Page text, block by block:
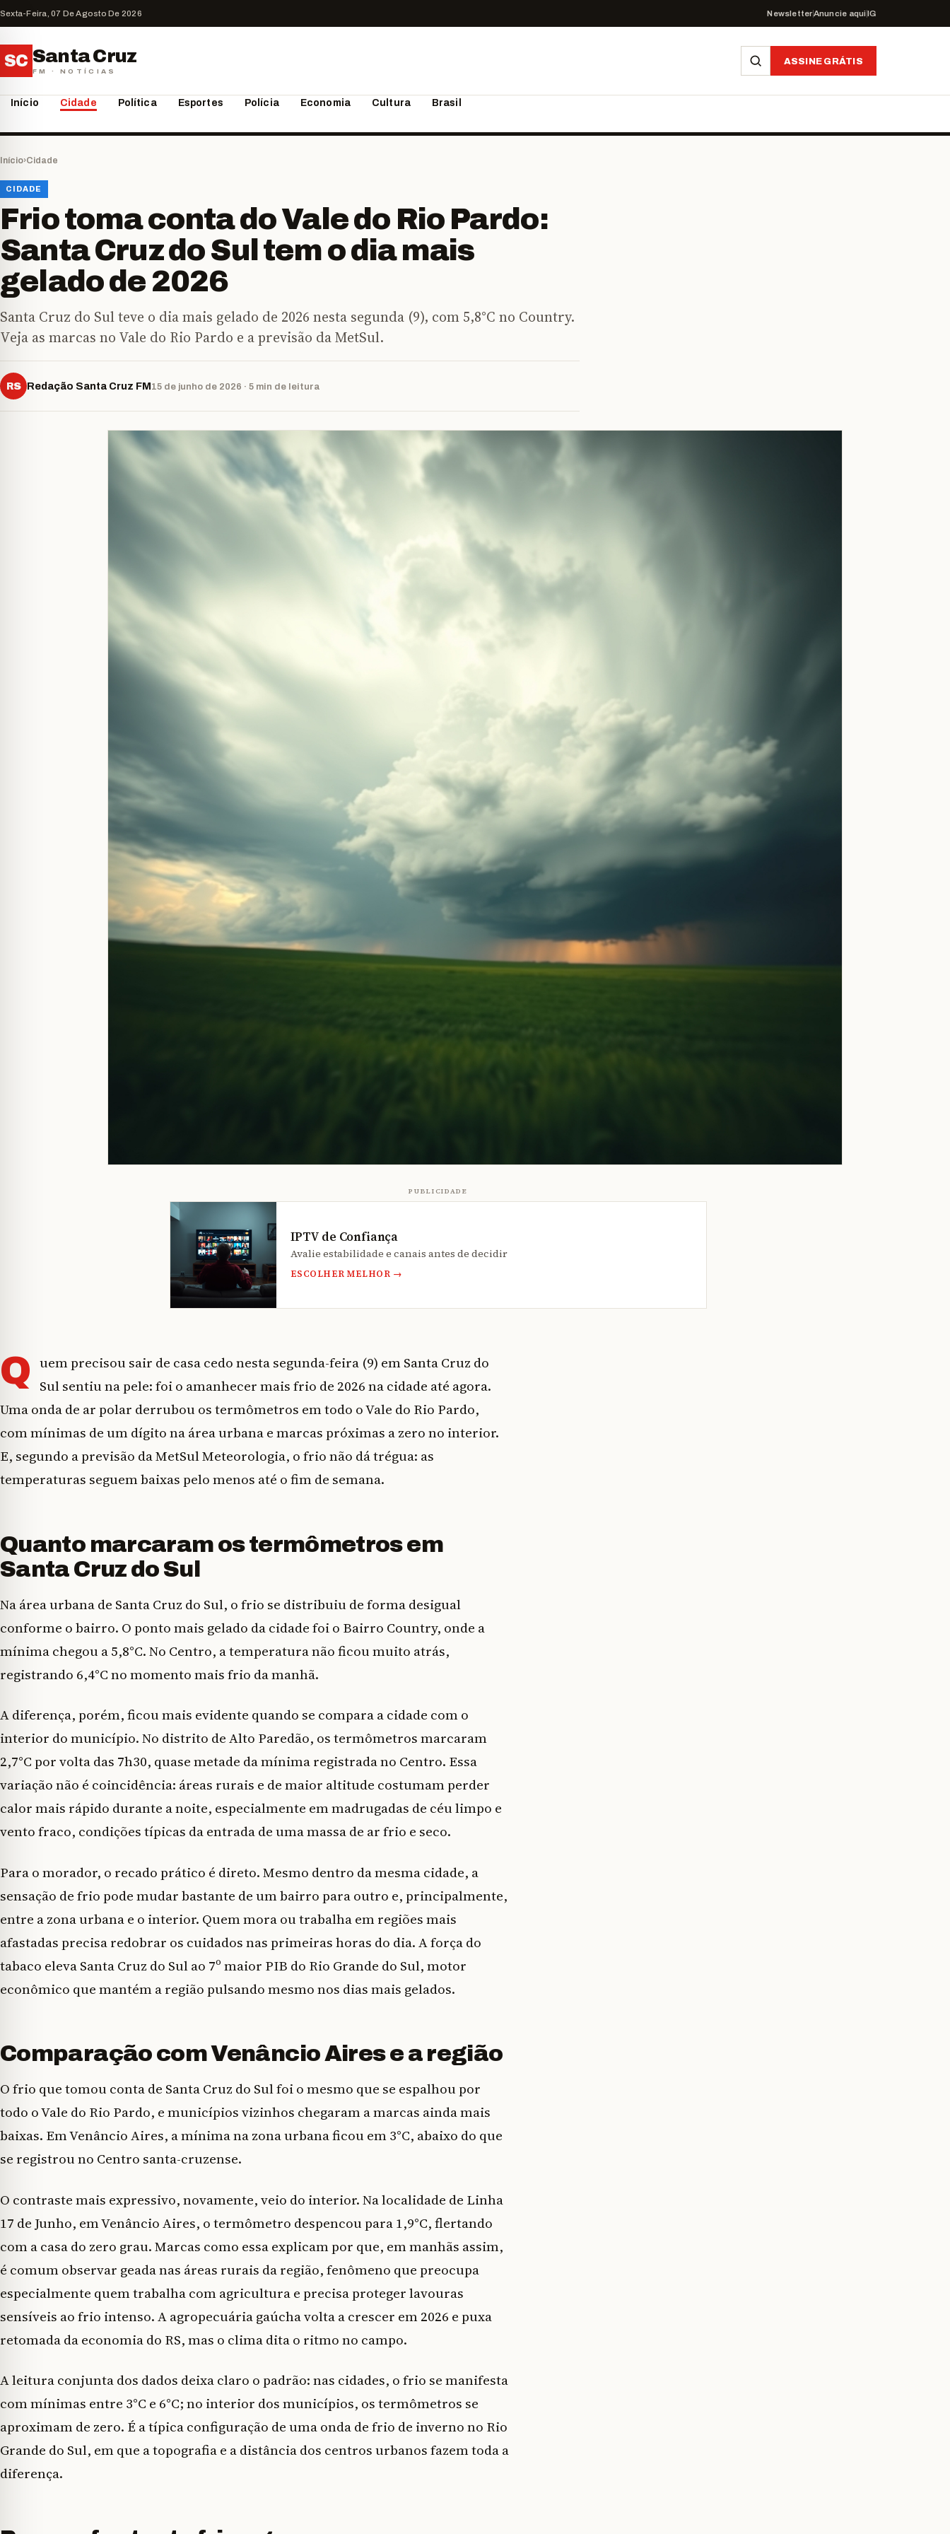
Sexta-Feira, 07 De Agosto De 2026 NewsletterAnuncie aquiIG
SC Santa Cruz
FM · NOTÍCIAS
ASSINE GRÁTIS
Início Cidade Política Esportes Polícia Economia Cultura Brasil
Início›Cidade
CIDADE
Frio toma conta do Vale do Rio Pardo:
Santa Cruz do Sul tem o dia mais
gelado de 2026
Santa Cruz do Sul teve o dia mais gelado de 2026 nesta segunda (9), com 5,8°C no Country.
Veja as marcas no Vale do Rio Pardo e a previsão da MetSul.
RS Redação Santa Cruz FM15 de junho de 2026 · 5 min de leitura
PUBLICIDADE
IPTV de Confiança
Avalie estabilidade e canais antes de decidir
ESCOLHER MELHOR →
Q uem precisou sair de casa cedo nesta segunda-feira (9) em Santa Cruz do
Sul sentiu na pele: foi o amanhecer mais frio de 2026 na cidade até agora.
Uma onda de ar polar derrubou os termômetros em todo o Vale do Rio Pardo,
com mínimas de um dígito na área urbana e marcas próximas a zero no interior.
E, segundo a previsão da MetSul Meteorologia, o frio não dá trégua: as
temperaturas seguem baixas pelo menos até o fim de semana.
Quanto marcaram os termômetros em
Santa Cruz do Sul
Na área urbana de Santa Cruz do Sul, o frio se distribuiu de forma desigual
conforme o bairro. O ponto mais gelado da cidade foi o Bairro Country, onde a
mínima chegou a 5,8°C. No Centro, a temperatura não ficou muito atrás,
registrando 6,4°C no momento mais frio da manhã.
A diferença, porém, ficou mais evidente quando se compara a cidade com o
interior do município. No distrito de Alto Paredão, os termômetros marcaram
2,7°C por volta das 7h30, quase metade da mínima registrada no Centro. Essa
variação não é coincidência: áreas rurais e de maior altitude costumam perder
calor mais rápido durante a noite, especialmente em madrugadas de céu limpo e
vento fraco, condições típicas da entrada de uma massa de ar frio e seco.
Para o morador, o recado prático é direto. Mesmo dentro da mesma cidade, a
sensação de frio pode mudar bastante de um bairro para outro e, principalmente,
entre a zona urbana e o interior. Quem mora ou trabalha em regiões mais
afastadas precisa redobrar os cuidados nas primeiras horas do dia. A força do
tabaco eleva Santa Cruz do Sul ao 7º maior PIB do Rio Grande do Sul, motor
econômico que mantém a região pulsando mesmo nos dias mais gelados.
Comparação com Venâncio Aires e a região
O frio que tomou conta de Santa Cruz do Sul foi o mesmo que se espalhou por
todo o Vale do Rio Pardo, e municípios vizinhos chegaram a marcas ainda mais
baixas. Em Venâncio Aires, a mínima na zona urbana ficou em 3°C, abaixo do que
se registrou no Centro santa-cruzense.
O contraste mais expressivo, novamente, veio do interior. Na localidade de Linha
17 de Junho, em Venâncio Aires, o termômetro despencou para 1,9°C, flertando
com a casa do zero grau. Marcas como essa explicam por que, em manhãs assim,
é comum observar geada nas áreas rurais da região, fenômeno que preocupa
especialmente quem trabalha com agricultura e precisa proteger lavouras
sensíveis ao frio intenso. A agropecuária gaúcha volta a crescer em 2026 e puxa
retomada da economia do RS, mas o clima dita o ritmo no campo.
A leitura conjunta dos dados deixa claro o padrão: nas cidades, o frio se manifesta
com mínimas entre 3°C e 6°C; no interior dos municípios, os termômetros se
aproximam de zero. É a típica configuração de uma onda de frio de inverno no Rio
Grande do Sul, em que a topografia e a distância dos centros urbanos fazem toda a
diferença.